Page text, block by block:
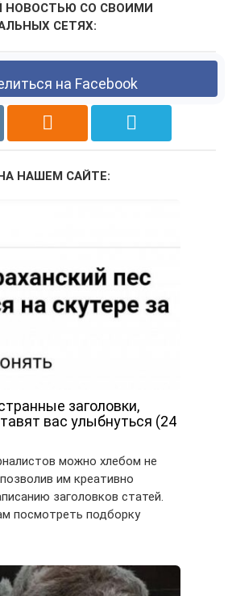
НОВОСТЬЮ СО СВОИМИ
СЕТЯХ:
на Facebook
НАШЕМ САЙТЕ:
заголовки,
вас улыбнуться (24
можно хлебом не
им креативно
заголовков статей.
посмотреть подборку